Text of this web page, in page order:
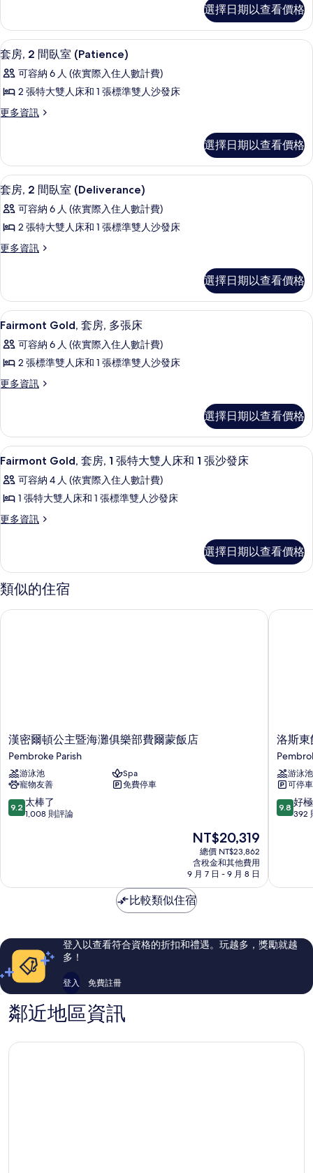
1
張
沙
發
床
的
相
片
張
沙
發
床
的
詳
張
特
大
雙
人
床
所
有
相
片
客
房,
1
特
大
人
情
選擇日期以查看價格
顯
示
套
房,
2
臥
室
(Patience)
的
所
有
客房內保險箱、書桌、筆電工作空間
2
套房, 2 間臥室 (Patience)
可容納 6 人 (依實際入住人數計費)
2 張特大雙人床和 1 張標準雙人沙發床
更多資訊
更
2
間
臥
(Patience)
的
情
選擇日期以查看價格
顯
示
套
房,
2
臥
室
(Deliverance)
的
所
有
客房內保險箱、書桌、筆電工作空間
2
套房, 2 間臥室 (Deliverance)
可容納 6 人 (依實際入住人數計費)
2 張特大雙人床和 1 張標準雙人沙發床
更多資訊
更
2
間
臥
(Deliverance)
的
情
選擇日期以查看價格
顯
示
Fairmont
Gold,
套
張
床
的
所
有
客房內保險箱、書桌、筆電工作空間
6
Fairmont Gold, 套房, 多張床
可容納 6 人 (依實際入住人數計費)
2 張標準雙人床和 1 張標準雙人沙發床
更多資訊
更
套
房,
多
床
的
情
選擇日期以查看價格
顯
示
Fairmont
Gold,
套
張
特
大
沙
發
床
的
所
客房內保險箱、書桌、筆電工作空間
2
Fairmont Gold, 套房, 1 張特大雙人床和 1 張沙發床
可容納 4 人 (依實際入住人數計費)
1 張特大雙人床和 1 張標準雙人沙發床
更多資訊
更
套
房,
1
特
床
情
選擇日期以查看價格
類似的住宿
漢
密
爾
頓
公
主
暨
費
店
Pembroke
Parish
漢密爾頓公主暨海灘俱樂部費爾蒙飯店
Pembroke Parish
游泳池
Spa
寵物友善
免費停車
9.2
分，
棒
評
論
9.2 太棒了
1,008 則評論
現
在
價
格
為
NT$20,319
NT$20,319
總價 NT$23,862
含稅金和其他費用
9 月 7 日 - 9 月 8 日
漢密爾頓公主暨海灘俱樂部費爾蒙飯店
洛
斯
東
飯
店
Parish
洛斯東
游泳池
可停車
9.8
分，
極
評
論
9.8 好
392
洛斯東
比較類似住宿
登入以查看符合資格的折扣和禮遇。玩越多，獎勵就越
多！
登入 免費註冊
鄰近地區資訊